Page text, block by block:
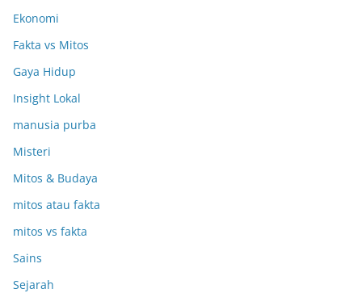
Ekonomi
Fakta vs Mitos
Gaya Hidup
Insight Lokal
manusia purba
Misteri
Mitos & Budaya
mitos atau fakta
mitos vs fakta
Sains
Sejarah